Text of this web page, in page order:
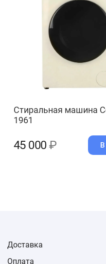
Стиральная машина
1961
45 000₽ В
Доставка
Оплата